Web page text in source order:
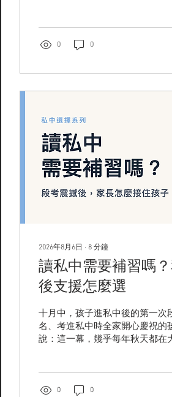
定，而該由「我的孩子是什麼樣
比較有在管、比較安全」成了
算、考私中要不要補習，一次攤
公立與私立國中差在哪？一張比
師、同儕，其實是機率題 學費之
0 0
2026年8月6日 ∙ 8 分鐘
讀私中需要補習嗎
後支援怎麼選
十月中，孩子進私中後的第一次
名、考進私中時全家開心慶祝的
說：這一幕，幾乎每年秋天都在
要，怎麼選才真的有效。 目錄
0 0